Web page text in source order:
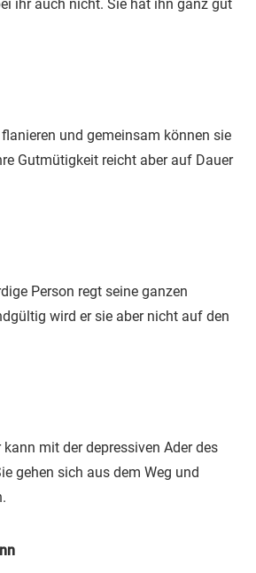
ihr auch nicht. Sie hat ihn ganz gut
und gemeinsam können sie
Gutmütigkeit reicht aber auf Dauer
Person regt seine ganzen
wird er sie aber nicht auf den
mit der depressiven Ader des
gehen sich aus dem Weg und